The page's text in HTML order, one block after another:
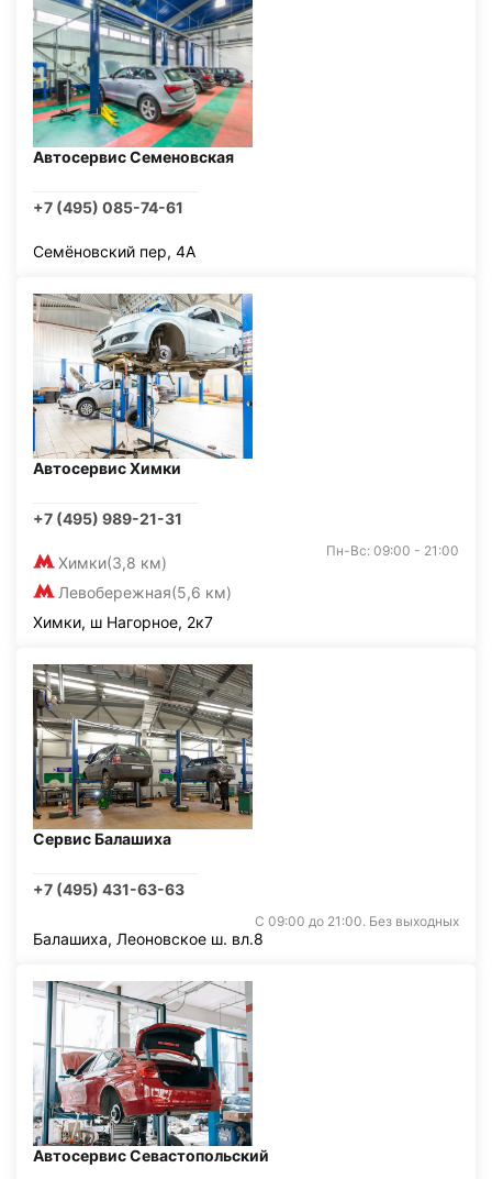
Автосервис Семеновская
+7 (495) 085-74-61
Семёновский пер, 4А
Автосервис Химки
+7 (495) 989-21-31
Химки(3,8 км)
Левобережная(5,6 км)
Пн-Вс: 09:00 - 21:00
Химки, ш Нагорное, 2к7
Сервис Балашиха
+7 (495) 431-63-63
С 09:00 до 21:00. Без выходных
Балашиха, Леоновское ш. вл.8
Автосервис Севастопольский